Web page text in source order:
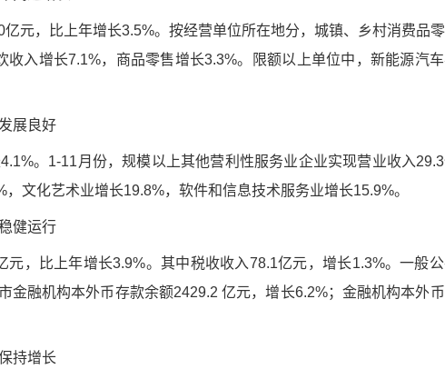
元，比上年增长3.5%。按经营单位所在地分，城镇、乡村消费品
收入增长7.1%，商品零售增长3.3%。限额以上单位中，新能源汽
展良好
。1-11月份，规模以上其他营利性服务业企业实现营业收入
文化艺术业增长19.8%，软件和信息技术服务业增长15.9%。
健运行
元，比上年增长3.9%。其中税收收入78.1亿元，增长1.3%。一般
金融机构本外币存款余额2429.2 亿元，增长6.2%；金融机构本外
持增长